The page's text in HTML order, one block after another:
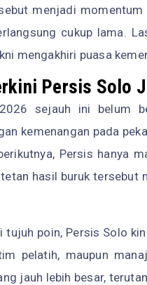
menjadi
cukup lama.
mengakhiri puasa
Persis Solo
sejauh ini belum
kemenangan pada
Persis hanya
hasil buruk
tujuh poin, Persis Solo
pelatih, maupun
jauh lebih besar,